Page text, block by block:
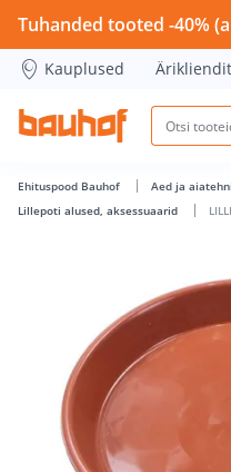
LILLEPOTI ALUS FORM
Tuhanded tooted -40%
Kauplused
Ehituspood Bauhof Aed ja
Lillepoti alused, aksessuaarid